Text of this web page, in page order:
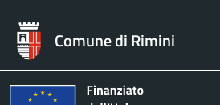
Comune di Rimini